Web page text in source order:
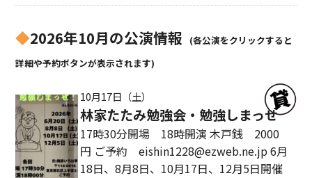
◆2026年10月の公演情報
(各公演をクリックすると
詳細や予約ボタンが表示されます)
10月17日（土）
林家たたみ勉強会・勉強しまっせ
17時30分開場 18時開演 木戸銭 2000
円 ご予約 eishin1228@ezweb.ne.jp 6月
18日、8月8日、10月17日、12月5日開催